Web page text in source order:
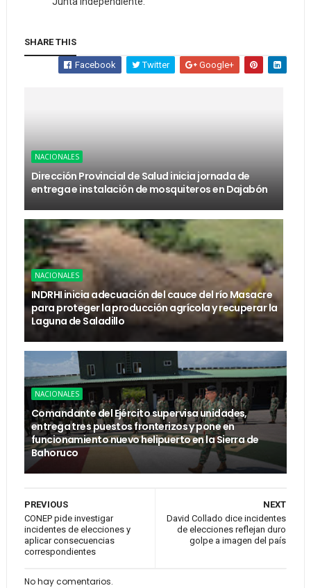
SHARE THIS
Facebook Twitter Google+
NACIONALES
Dirección Provincial de Salud inicia jornada de
entrega e instalación de mosquiteros en Dajabón
NACIONALES
INDRHI inicia adecuación del cauce del río Masacre
para proteger la producción agrícola y recuperar la
Laguna de Saladillo
NACIONALES
Comandante del Ejército supervisa unidades,
entrega tres puestos fronterizos y pone en
funcionamiento nuevo helipuerto en la Sierra de
Bahoruco
NEXT
David Collado dice incidentes
de elecciones reflejan duro
golpe a imagen del país
PREVIOUS
CONEP pide investigar
incidentes de elecciones y
aplicar consecuencias
correspondientes
No hay comentarios.